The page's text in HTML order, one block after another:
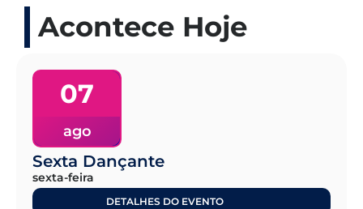
Acontece Hoje
07
ago
Sexta Dançante
sexta-feira
DETALHES DO EVENTO